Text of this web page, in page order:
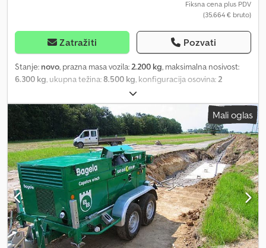
podvozje 1.800 kg, visinski podesiva vučna ruda sa inercionom i
parkirnom kočnicom, kuglična spojka, 100 km/h - Uređaj za
mm - Masa: 1.800 kg - Boja: bela - Daljinski upravljač sa kablom od
100 m - Hvatač za sprječavanje uvrtanja užeta
Fiksna cena plus PDV
(35.664 € bruto)
Zatražiti Pozvati
Stanje: novo, prazna masa vozila: 2.200 kg, maksimalna nosivost:
6.300 kg , ukupna težina:8.500 kg , konfiguracija osovina: 2
, dimenzija gume:
ABS, vučna spojnica prikolice, BKT 60 sa po visini podesivom
vučnom rudom Prikolica za transport kablova sa tandem šasijom i
nivelisanjem osa, DIN vučna kuku. Utovar hidraulički putem
hidraulike vučnog vozila. Standardno lakirana u saobraćajno
crvenu boju, toplo pocinkovanje uz doplatu moguće. Unutrašnja
širina utovara 1720 mm, bubanj 850 x 3000 mm DODATNA OPREMA:
Motor 4,6 kW Hatz dizel 5660 evra Iskrač opcionalno 2250 evra
Pogon bubnja (bez motora) 5630 evra Chjdoi Dc Nfjpfx Apmja
Hidraulične zadnje oslonce 2350 evra Pomoćna osovina sa
držačem za bubnjeve manji od 1450 mm 2670 evra Troškovi
prevoza 1600 evra
Mali oglas